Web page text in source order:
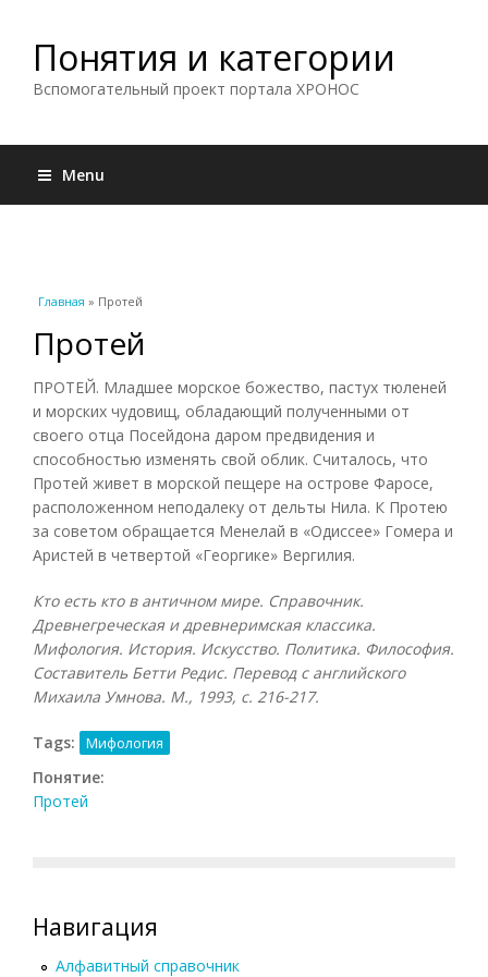
Понятия и категории
Вспомогательный проект портала ХРОНОС
Menu
Вы здесь
Главная » Протей
Протей
ПРОТЕЙ. Младшее морское божество, пастух тюленей
и морских чудовищ, обладающий полученными от
своего отца Посейдона даром предвидения и
способностью изменять свой облик. Считалось, что
Протей живет в морской пещере на острове Фаросе,
расположенном неподалеку от дельты Нила. К Протею
за советом обращается Менелай в «Одиссее» Гомера и
Аристей в четвертой «Георгике» Вергилия.
Кто есть кто в античном мире. Справочник.
Древнегреческая и древнеримская классика.
Мифология. История. Искусство. Политика. Философия.
Составитель Бетти Редис. Перевод с английского
Михаила Умнова. М., 1993, с. 216-217.
Tags: Мифология
Понятие:
Протей
Навигация
Алфавитный справочник